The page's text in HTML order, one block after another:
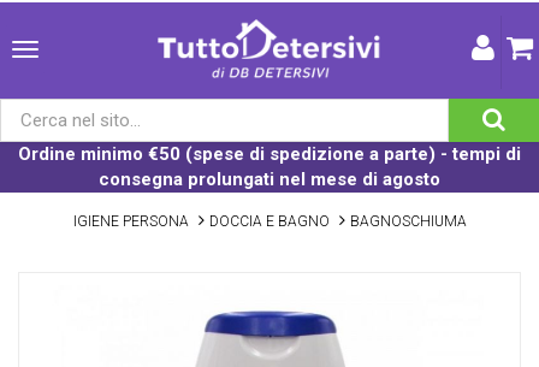
Ordine minimo €50 (spese di spedizione a parte) - tempi di
consegna prolungati nel mese di agosto
IGIENE PERSONA DOCCIA E BAGNO BAGNOSCHIUMA